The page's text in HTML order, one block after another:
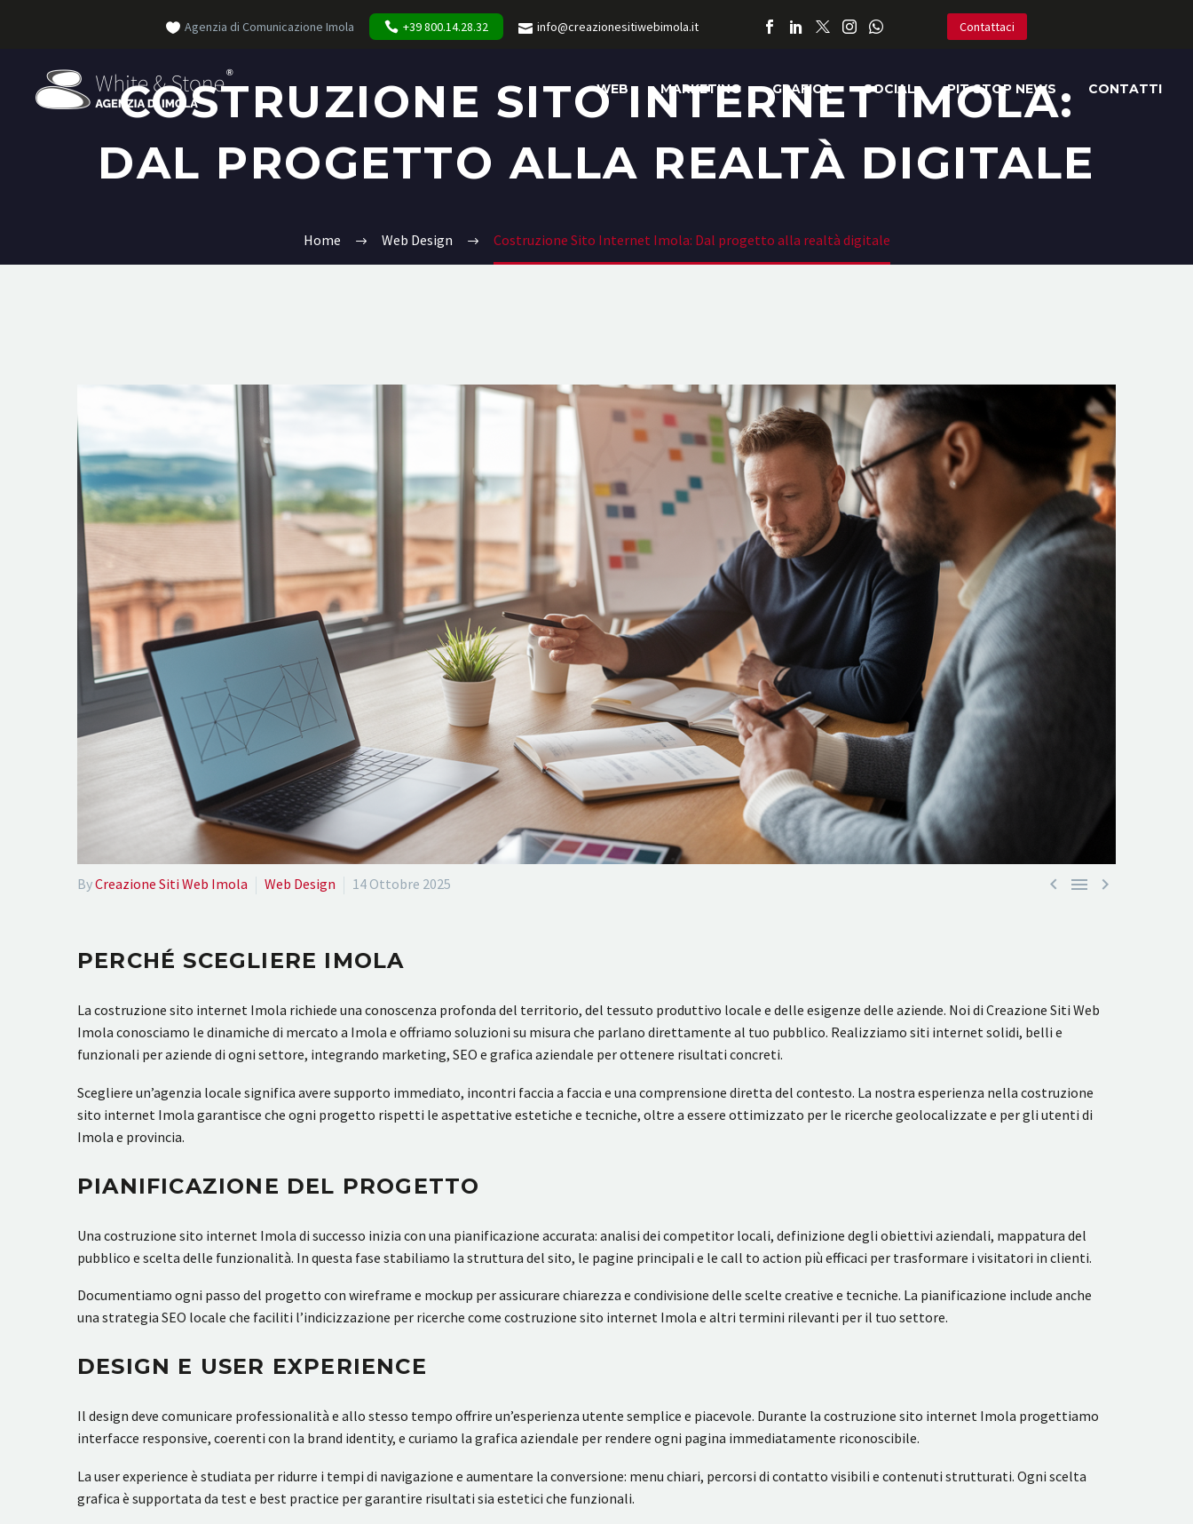
Agenzia di Comunicazione Imola +39 800.14.28.32 info@creazionesitiwebimola.it Contattaci
WEB MARKETING GRAFICA SOCIAL PIT STOP NEWS CONTATTI
COSTRUZIONE SITO INTERNET IMOLA:
DAL PROGETTO ALLA REALTÀ DIGITALE
Home Web Design Costruzione Sito Internet Imola: Dal progetto alla realtà digitale
  
ByCreazione Siti Web Imola Web Design 14 Ottobre 2025
PERCHÉ SCEGLIERE IMOLA
La costruzione sito internet Imola richiede una conoscenza profonda del territorio, del tessuto produttivo locale e delle esigenze delle aziende. Noi di Creazione Siti Web
Imola conosciamo le dinamiche di mercato a Imola e offriamo soluzioni su misura che parlano direttamente al tuo pubblico. Realizziamo siti internet solidi, belli e
funzionali per aziende di ogni settore, integrando marketing, SEO e grafica aziendale per ottenere risultati concreti.
Scegliere un’agenzia locale significa avere supporto immediato, incontri faccia a faccia e una comprensione diretta del contesto. La nostra esperienza nella costruzione
sito internet Imola garantisce che ogni progetto rispetti le aspettative estetiche e tecniche, oltre a essere ottimizzato per le ricerche geolocalizzate e per gli utenti di
Imola e provincia.
PIANIFICAZIONE DEL PROGETTO
Una costruzione sito internet Imola di successo inizia con una pianificazione accurata: analisi dei competitor locali, definizione degli obiettivi aziendali, mappatura del
pubblico e scelta delle funzionalità. In questa fase stabiliamo la struttura del sito, le pagine principali e le call to action più efficaci per trasformare i visitatori in clienti.
Documentiamo ogni passo del progetto con wireframe e mockup per assicurare chiarezza e condivisione delle scelte creative e tecniche. La pianificazione include anche
una strategia SEO locale che faciliti l’indicizzazione per ricerche come costruzione sito internet Imola e altri termini rilevanti per il tuo settore.
DESIGN E USER EXPERIENCE
Il design deve comunicare professionalità e allo stesso tempo offrire un’esperienza utente semplice e piacevole. Durante la costruzione sito internet Imola progettiamo
interfacce responsive, coerenti con la brand identity, e curiamo la grafica aziendale per rendere ogni pagina immediatamente riconoscibile.
La user experience è studiata per ridurre i tempi di navigazione e aumentare la conversione: menu chiari, percorsi di contatto visibili e contenuti strutturati. Ogni scelta
grafica è supportata da test e best practice per garantire risultati sia estetici che funzionali.